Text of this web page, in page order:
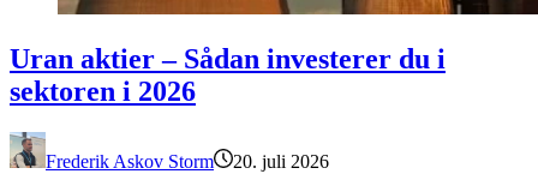
Uran aktier – Sådan investerer du i
sektoren i 2026
Frederik Askov Storm 20. juli 2026